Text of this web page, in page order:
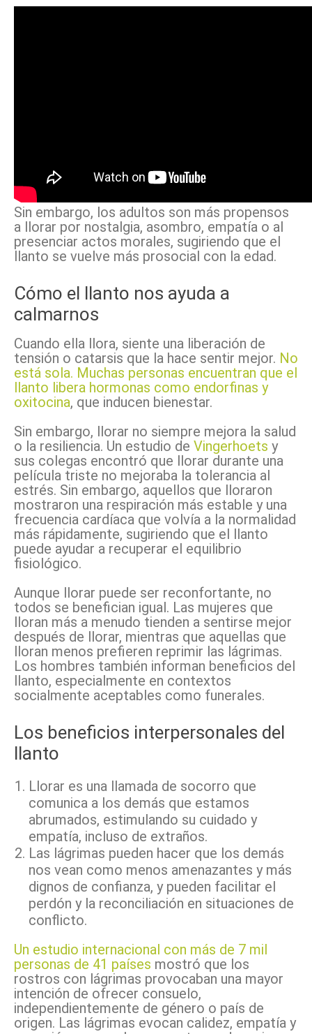
Sin embargo, los adultos son más propensos
a llorar por nostalgia, asombro, empatía o al
presenciar actos morales, sugiriendo que el
llanto se vuelve más prosocial con la edad.
Cómo el llanto nos ayuda a
calmarnos
Cuando ella llora, siente una liberación de
tensión o catarsis que la hace sentir mejor. No
está sola. Muchas personas encuentran que el
llanto libera hormonas como endorfinas y
oxitocina, que inducen bienestar.
Sin embargo, llorar no siempre mejora la salud
o la resiliencia. Un estudio de Vingerhoets y
sus colegas encontró que llorar durante una
película triste no mejoraba la tolerancia al
estrés. Sin embargo, aquellos que lloraron
mostraron una respiración más estable y una
frecuencia cardíaca que volvía a la normalidad
más rápidamente, sugiriendo que el llanto
puede ayudar a recuperar el equilibrio
fisiológico.
Aunque llorar puede ser reconfortante, no
todos se benefician igual. Las mujeres que
lloran más a menudo tienden a sentirse mejor
después de llorar, mientras que aquellas que
lloran menos prefieren reprimir las lágrimas.
Los hombres también informan beneficios del
llanto, especialmente en contextos
socialmente aceptables como funerales.
Los beneficios interpersonales del
llanto
Llorar es una llamada de socorro que
comunica a los demás que estamos
abrumados, estimulando su cuidado y
empatía, incluso de extraños.
Las lágrimas pueden hacer que los demás
nos vean como menos amenazantes y más
dignos de confianza, y pueden facilitar el
perdón y la reconciliación en situaciones de
conflicto.
Un estudio internacional con más de 7 mil
personas de 41 países mostró que los
rostros con lágrimas provocaban una mayor
intención de ofrecer consuelo,
independientemente de género o país de
origen. Las lágrimas evocan calidez, empatía y